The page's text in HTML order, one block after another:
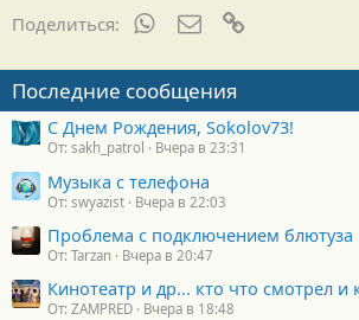
Поделиться: WhatsAppЭлектронная почта
Последние сообщения
С Днем Рождения, Sokolov73!
От: sakh_patrol Вчера в 23:31
Музыка с телефона
От: swyazist Вчера в 22:03
Проблема с подключением блютуза
От: Tarzan Вчера в 20:47
Кинотеатр и др... кто что смотрел и
От: ZAMPRED Вчера в 18:48